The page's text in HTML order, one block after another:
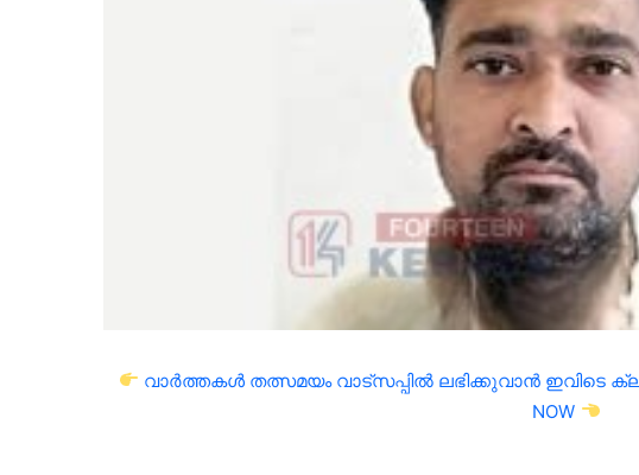
വാർത്തകൾ തത്സമയം വാട്സപ്പിൽ ലഭിക്കുവാൻ ഇവിടെ
NOW